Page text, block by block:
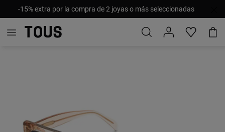
-15% extra por la compra de 2 joyas o más seleccionadas